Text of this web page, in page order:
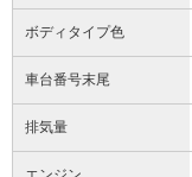
ボディタイプ色
車台番号末尾
排気量